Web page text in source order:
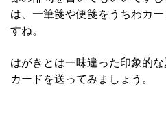
は、一筆箋や便箋を うちわカ
すね。
はがきとは一味違った印象的
カードを送ってみましょう。